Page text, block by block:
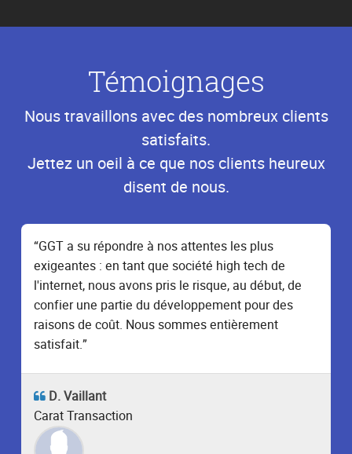
Témoignages
Nous travaillons avec des nombreux clients
satisfaits.
Jettez un oeil à ce que nos clients heureux
disent de nous.
“GGT a su répondre à nos attentes les plus
exigeantes : en tant que société high tech de
l'internet, nous avons pris le risque, au début, de
confier une partie du développement pour des
raisons de coût. Nous sommes entièrement
satisfait.”
D. Vaillant
Carat Transaction